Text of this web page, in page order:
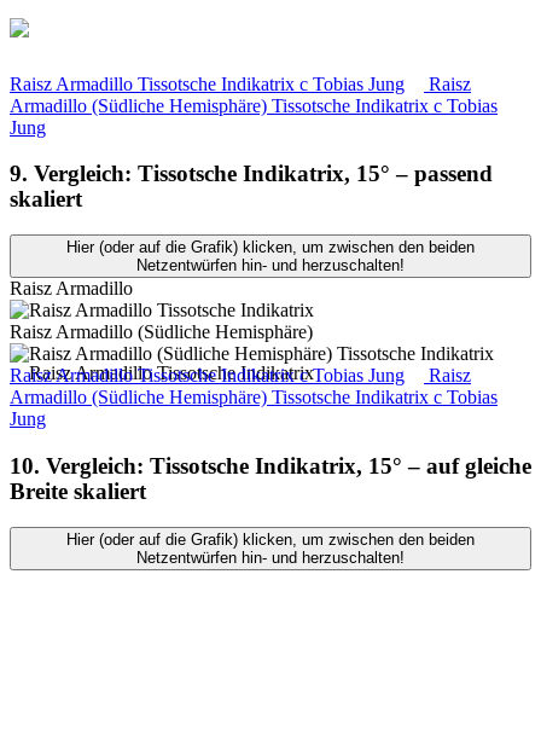
Raisz Armadillo Tissotsche Indikatrix c Tobias Jung
Raisz
Armadillo (Südliche Hemisphäre) Tissotsche Indikatrix c Tobias
Jung
9. Vergleich: Tissotsche Indikatrix, 15° – passend
skaliert
Hier (oder auf die Grafik) klicken, um zwischen den beiden
Netzentwürfen hin- und herzuschalten!
Raisz Armadillo
Raisz Armadillo (Südliche Hemisphäre)
Raisz Armadillo Tissotsche IndikatrixcTobias Jung
Raisz
Armadillo (Südliche Hemisphäre) Tissotsche Indikatrix c Tobias
Jung
10. Vergleich: Tissotsche Indikatrix, 15° – auf gleiche
Breite skaliert
Hier (oder auf die Grafik) klicken, um zwischen den beiden
Netzentwürfen hin- und herzuschalten!